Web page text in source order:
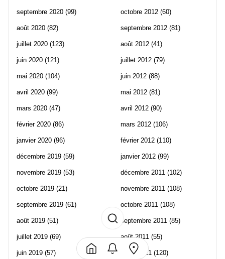
septembre 2020 (99)
août 2020 (82)
juillet 2020 (123)
juin 2020 (121)
mai 2020 (104)
avril 2020 (99)
mars 2020 (47)
février 2020 (86)
janvier 2020 (96)
décembre 2019 (59)
novembre 2019 (53)
octobre 2019 (21)
septembre 2019 (61)
août 2019 (51)
juillet 2019 (69)
juin 2019 (57)
octobre 2012 (60)
septembre 2012 (81)
août 2012 (41)
juillet 2012 (79)
juin 2012 (88)
mai 2012 (81)
avril 2012 (90)
mars 2012 (106)
février 2012 (110)
janvier 2012 (99)
décembre 2011 (102)
novembre 2011 (108)
octobre 2011 (108)
septembre 2011 (85)
août 2011 (55)
juillet 2011 (120)